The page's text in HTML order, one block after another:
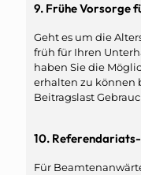
9. Frühe Vorsorge
Geht es um die
früh für Ihren
haben Sie die
erhalten zu können
Beitragslast
10.
Für